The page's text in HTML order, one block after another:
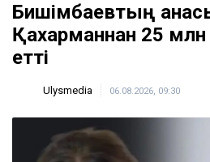
Бишімбаевтың
Қахарманнан 25 млн
етті
Ulysmedia 06.08.2026, 09:30